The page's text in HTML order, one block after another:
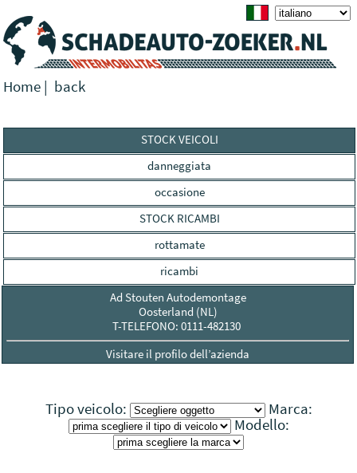
Home | back
STOCK VEICOLI
danneggiata
occasione
STOCK RICAMBI
rottamate
ricambi
Ad Stouten Autodemontage
Oosterland (NL)
T-TELEFONO: 0111-482130
Visitare il profilo dell’azienda
Tipo veicolo:
Marca:
Modello: